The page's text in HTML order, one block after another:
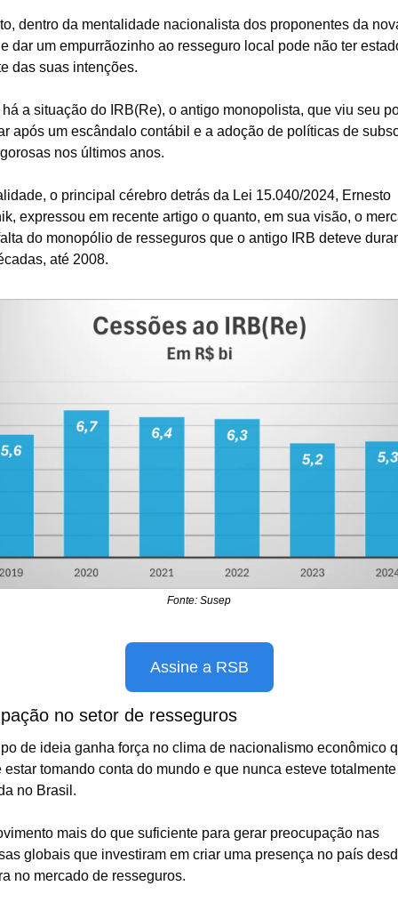
dentro da mentalidade nacionalista dos proponentes da
dar um empurrãozinho ao resseguro local pode não ter
das suas intenções.
a situação do IRB(Re), o antigo monopolista, que viu seu
após um escândalo contábil e a adoção de políticas de
nos últimos anos.
o principal cérebro detrás da Lei 15.040/2024, Ernesto
expressou em recente artigo o quanto, em sua visão, o
do monopólio de resseguros que o antigo IRB deteve
até 2008.
Fonte: Susep
Assine a RSB
no setor de resseguros
de ideia ganha força no clima de nacionalismo econômico
estar tomando conta do mundo e que nunca esteve
no Brasil.
mais do que suficiente para gerar preocupação nas
globais que investiram em criar uma presença no país
no mercado de resseguros.